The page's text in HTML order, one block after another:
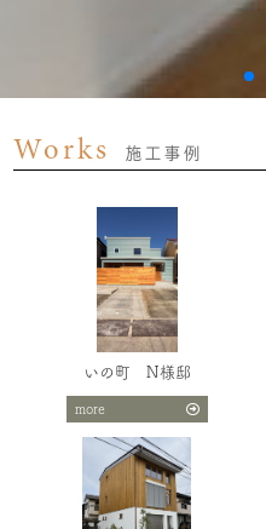
Works 施工事例
いの町 N様邸
more